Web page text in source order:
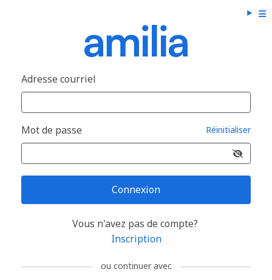
Adresse courriel
Mot de passe Réinitialiser
Connexion
Vous n'avez pas de compte?
Inscription
ou continuer avec